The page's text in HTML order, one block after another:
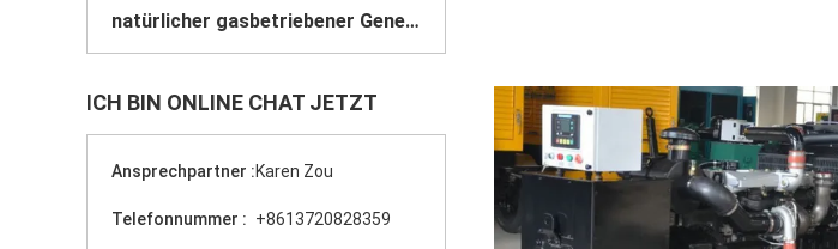
natürlicher gasbetriebener Generator
ICH BIN ONLINE CHAT JETZT
Ansprechpartner :Karen Zou
Telefonnummer : +8613720828359